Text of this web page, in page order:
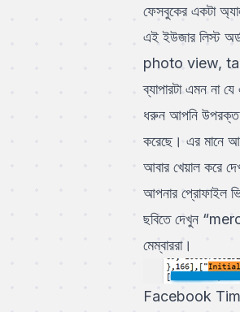
ফেসবুকের একটা
এই ইউজার লিস্ট
photo view,
ব্যাপারটা এমন না
ধরুন আপনি উপরক্ত
করেছে। এর মানে
আবার খেয়াল করে
আপনার প্রোফাইল
ছবিতে দেখুন
মেম্বাররা।
Facebook